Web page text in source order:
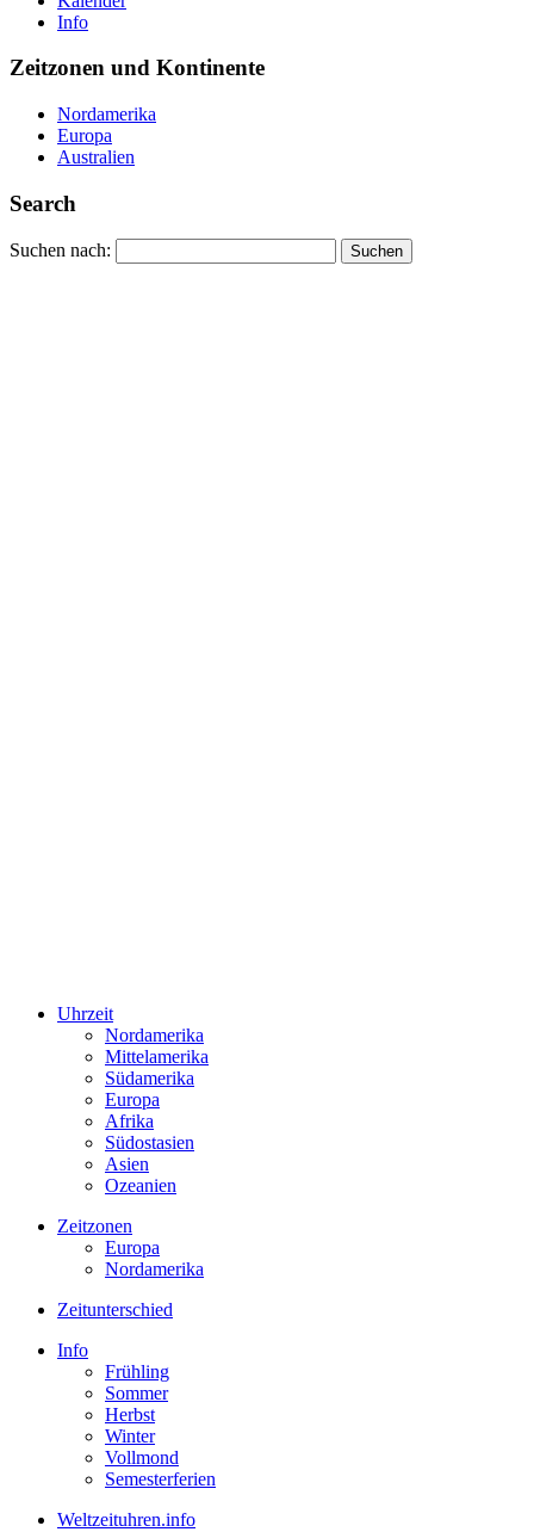
Info
Zeitzonen und Kontinente
Nordamerika
Europa
Australien
Search
Suchen nach:
Uhrzeit
Nordamerika
Mittelamerika
Südamerika
Europa
Afrika
Südostasien
Asien
Ozeanien
Zeitzonen
Europa
Nordamerika
Zeitunterschied
Info
Frühling
Sommer
Herbst
Winter
Vollmond
Semesterferien
Weltzeituhren.info